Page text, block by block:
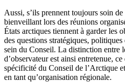
Aussi, s’ils prennent toujours soin
bienveillant lors des réunions
États arctiques tiennent à garder les
des questions stratégiques,
sein du Conseil. La distinction entre
d’observateur est ainsi entretenue,
spécificité du Conseil de l’Arctique
en tant qu’organisation régionale.